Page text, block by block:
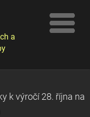
a
k výročí 28. října na